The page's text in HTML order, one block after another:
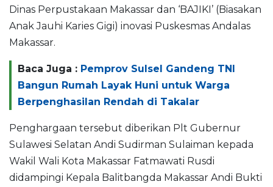
Dinas Perpustakaan Makassar dan ‘BAJIKI’ (Biasakan
Anak Jauhi Karies Gigi) inovasi Puskesmas Andalas
Makassar.
Baca Juga : Pemprov Sulsel Gandeng TNI
Bangun Rumah Layak Huni untuk Warga
Berpenghasilan Rendah di Takalar
Penghargaan tersebut diberikan Plt Gubernur
Sulawesi Selatan Andi Sudirman Sulaiman kepada
Wakil Wali Kota Makassar Fatmawati Rusdi
didampingi Kepala Balitbangda Makassar Andi Bukti